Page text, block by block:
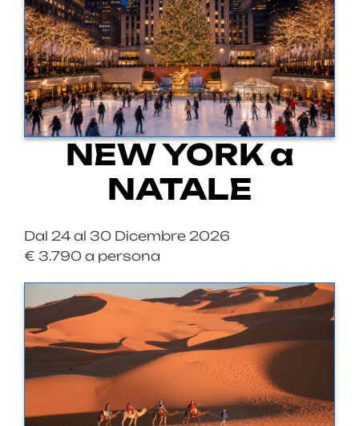
NEW YORK a
NATALE
Dal 24 al 30 Dicembre 2026
€ 3.790 a persona